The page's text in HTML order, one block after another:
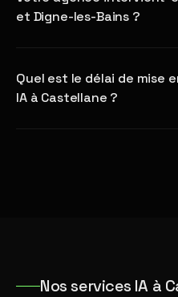
et Digne-les-Bains ?
Quel est le délai de mise
IA à Castellane ?
Nos services IA à